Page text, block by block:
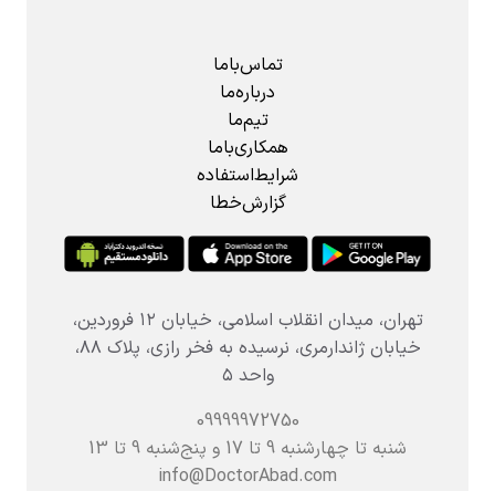
تماس‌باما
درباره‌ما
تیم‌ما
همکاری‌باما
شرایط‌استفاده
گزارش‌خطا
تهران، میدان انقلاب اسلامی، خیابان ۱۲ فروردین،
خیابان ژاندارمری، نرسیده به فخر رازی، پلاک ۸۸،
واحد ۵
09999972750
شنبه تا چهارشنبه 9 تا 17 و پنج‌شنبه‌ 9 تا 13
info@DoctorAbad.com